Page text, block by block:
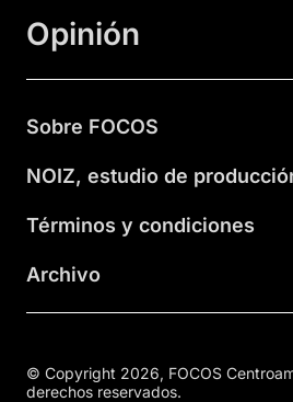
Opinión
Sobre FOCOS
NOIZ, estudio de
Términos y condiciones
Archivo
© Copyright 2026, FOCOS
derechos reservados.